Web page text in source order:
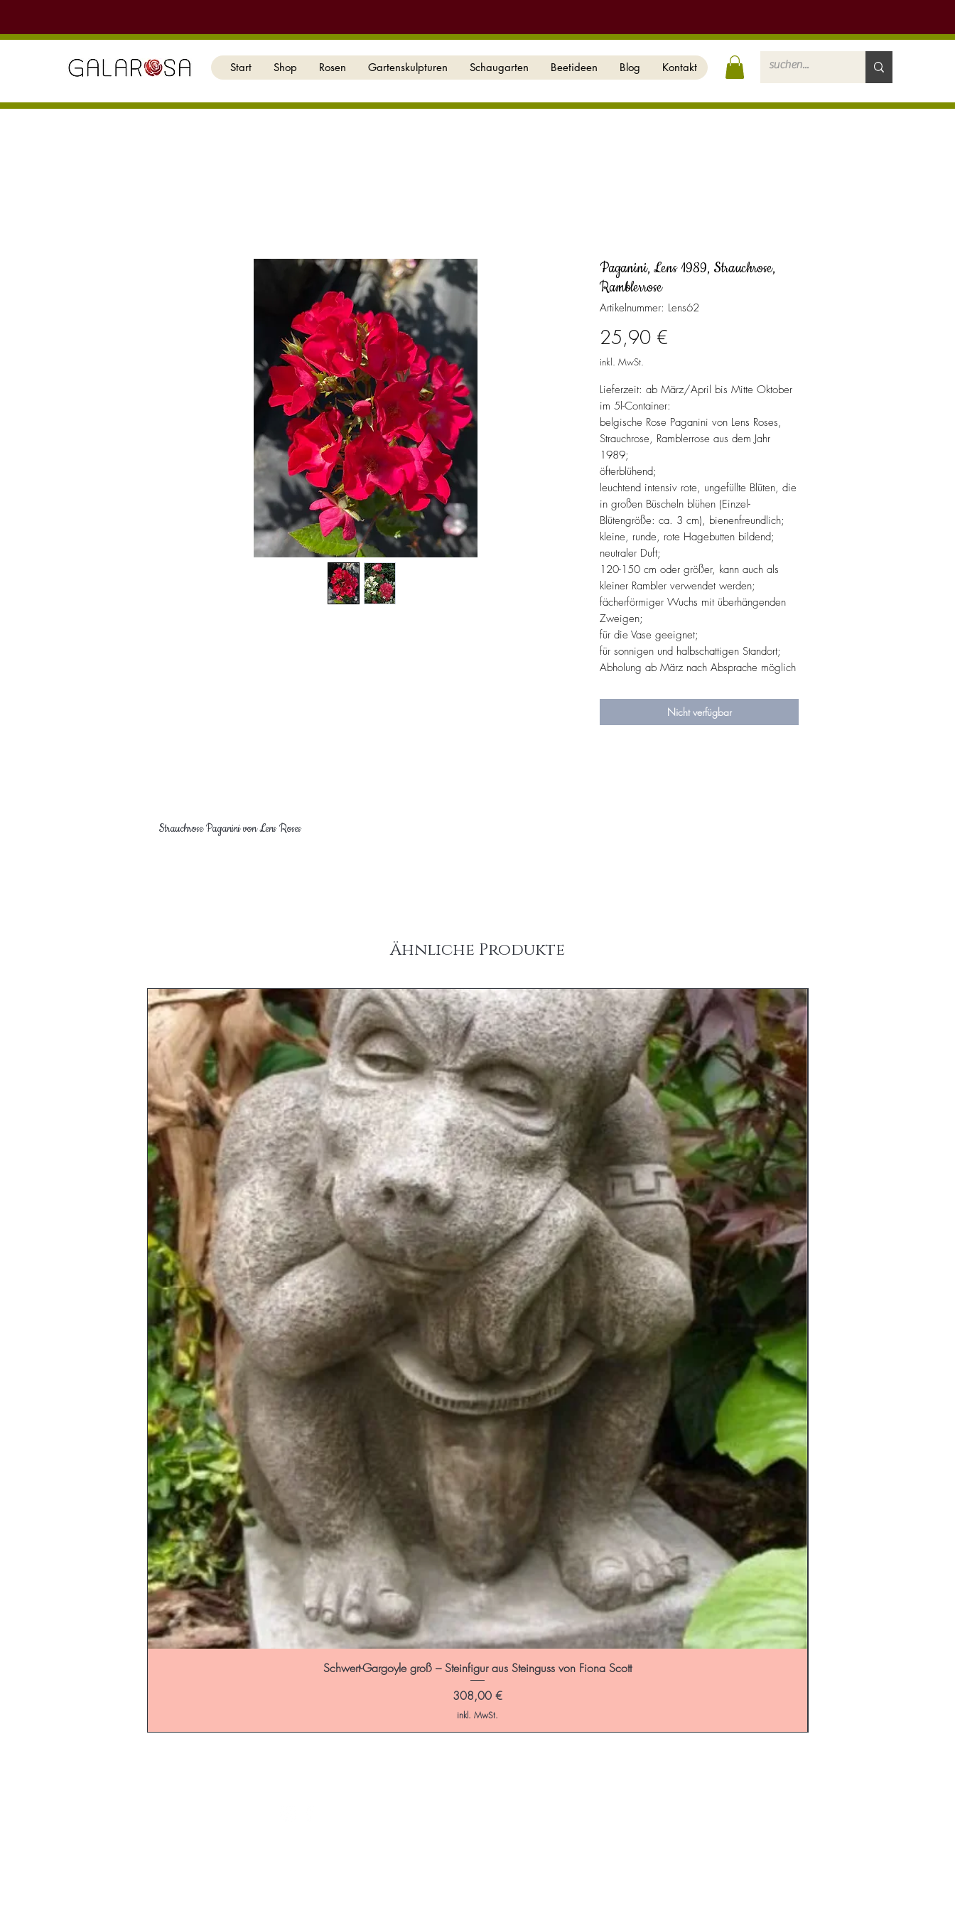
Start Shop Rosen Gartenskulpturen Schaugarten Beetideen Blog Kontakt
Paganini, Lens 1989, Strauchrose,
Ramblerrose
Artikelnummer: Lens62
25,90 €
inkl. MwSt.
Lieferzeit: ab März/April bis Mitte Oktober
im 5l-Container:
belgische Rose Paganini von Lens Roses,
Strauchrose, Ramblerrose aus dem Jahr
1989;
öfterblühend;
leuchtend intensiv rote, ungefüllte Blüten, die
in großen Büscheln blühen (Einzel-
Blütengröße: ca. 3 cm), bienenfreundlich;
kleine, runde, rote Hagebutten bildend;
neutraler Duft;
120-150 cm oder größer, kann auch als
kleiner Rambler verwendet werden;
fächerförmiger Wuchs mit überhängenden
Zweigen;
für die Vase geeignet;
für sonnigen und halbschattigen Standort;
Abholung ab März nach Absprache möglich
Nicht verfügbar
Strauchrose Paganini von Lens Roses
Ähnliche Produkte
Schwert-Gargoyle groß – Steinfigur aus Steinguss von Fiona Scott
Preis
308,00 €
inkl. MwSt.